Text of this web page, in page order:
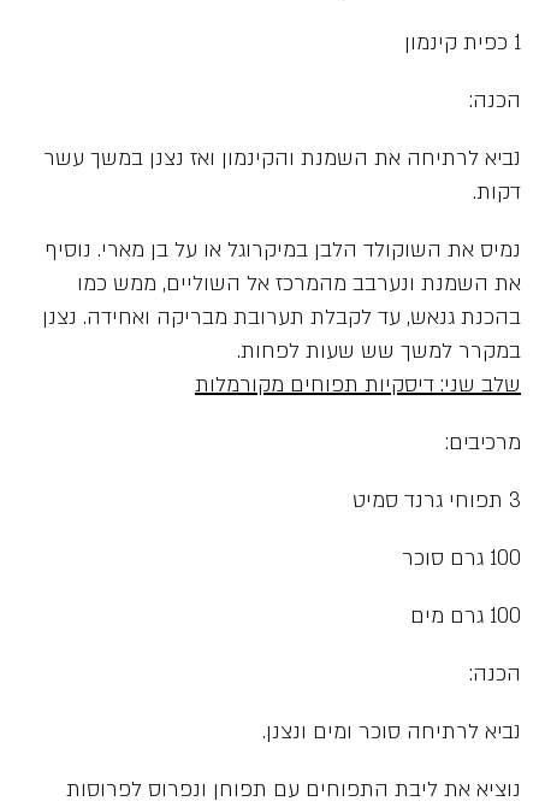
1 כפית קינמון
הכנה:
נביא לרתיחה את השמנת והקינמון ואז נצנן במשך עשר
דקות.
נמיס את השוקולד הלבן במיקרוגל או על בן מארי. נוסיף
את השמנת ונערבב מהמרכז אל השוליים, ממש כמו
בהכנת גנאש, עד לקבלת תערובת מבריקה ואחידה. נצנן
במקרר למשך שש שעות לפחות.
שלב שני: דיסקיות תפוחים מקורמלות
מרכיבים:
3 תפוחי גרנד סמיט
100 גרם סוכר
100 גרם מים
הכנה:
נביא לרתיחה סוכר ומים ונצנן.
נוציא את ליבת התפוחים עם תפוחן ונפרוס לפרוסות